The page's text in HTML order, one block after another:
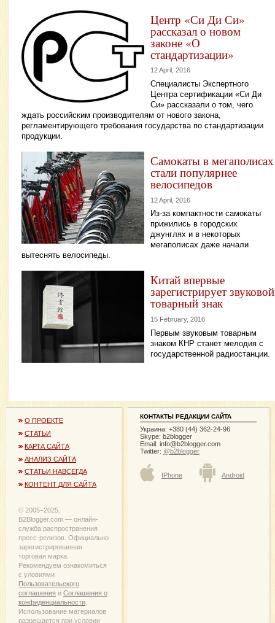
Центр «Си Ди Си»
рассказал о новом
законе «О
стандартизации»
12 April, 2016
Специалисты Экспертного
Центра сертификации «Си Ди
Си» рассказали о том, чего
ждать российским производителям от нового закона,
регламентирующего требования государства по стандартизации
продукции.
Самокаты в мегаполисах
стали популярнее
велосипедов
12 April, 2016
Из-за компактности самокаты
прижились в городских
джунглях и в некоторых
мегаполисах даже начали
вытеснять велосипеды.
Китай впервые
зарегистрирует звуковой
товарный знак
15 February, 2016
Первым звуковым товарным
знаком КНР станет мелодия с
государственной радиостанции.
О ПРОЕКТЕ
СТАТЬИ
КАРТА САЙТА
АНАЛИЗ САЙТА
СТАТЬИ НАВСЕГДА
КОНТЕНТ ДЛЯ САЙТА
© 2005−2025,
B2Blogger.com — онлайн-
служба распространения
пресс-релизов. Официально
зарегистрированная
торговая марка.
Рекомендуем ознакомиться
с уловиями
Пользовательского
соглашения и Соглашения о
конфиденциальности
Использование материалов
разрешается при условии
КОНТАКТЫ РЕДАКЦИИ САЙТА
Украина: +380 (44) 362-24-96
Skype: b2blogger
Email: info@b2blogger.com
Twitter: @b2blogger
IPhone Android